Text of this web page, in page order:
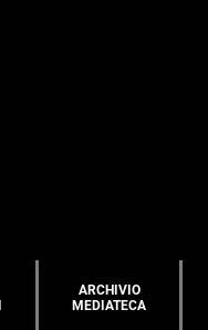
ARCHIVIO
MEDIATECA